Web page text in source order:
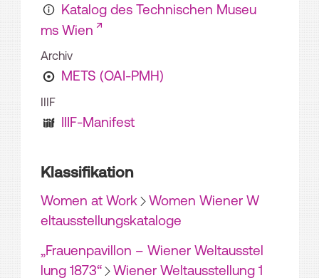
Katalog des Technischen Museu
ms Wien
Archiv
METS (OAI-PMH)
IIIF
IIIF-Manifest
Klassifikation
Women at Work
Women Wiener W
eltausstellungskataloge
„Frauenpavillon – Wiener Weltausstel
lung 1873“
Wiener Weltausstellung 1